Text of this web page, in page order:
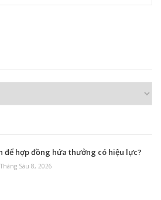
để hợp đồng hứa thưởng có hiệu lực?
Sáu 8, 2026